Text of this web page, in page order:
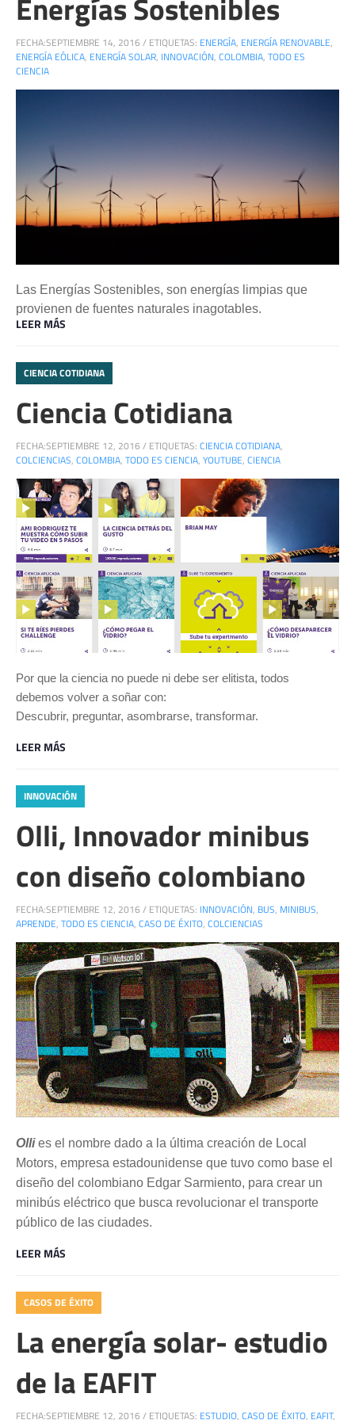
FECHA:SEPTIEMBRE 14, 2016 / ETIQUETAS: ENERGÍA, ENERGÍA RENOVABLE,
ENERGÍA EÓLICA, ENERGÍA SOLAR, INNOVACIÓN, COLOMBIA, TODO ES
CIENCIA
Las Energías Sostenibles, son energías limpias que
provienen de fuentes naturales inagotables.
LEER MÁS
CIENCIA COTIDIANA
Ciencia Cotidiana
FECHA:SEPTIEMBRE 12, 2016 / ETIQUETAS: CIENCIA COTIDIANA,
COLCIENCIAS, COLOMBIA, TODO ES CIENCIA, YOUTUBE, CIENCIA
Por que la ciencia no puede ni debe ser elitista, todos
debemos volver a soñar con:
Descubrir, preguntar, asombrarse, transformar.
LEER MÁS
INNOVACIÓN
Olli, Innovador minibus
con diseño colombiano
FECHA:SEPTIEMBRE 12, 2016 / ETIQUETAS: INNOVACIÓN, BUS, MINIBUS,
APRENDE, TODO ES CIENCIA, CASO DE ÉXITO, COLCIENCIAS
Ollies el nombre dado a la última creación de Local
Motors, empresa estadounidense que tuvo como base el
diseño del colombiano Edgar Sarmiento, para crear un
minibús eléctrico que busca revolucionar el transporte
público de las ciudades.
LEER MÁS
CASOS DE ÉXITO
La energía solar- estudio
de la EAFIT
FECHA:SEPTIEMBRE 12, 2016 / ETIQUETAS: ESTUDIO, CASO DE ÉXITO, EAFIT,